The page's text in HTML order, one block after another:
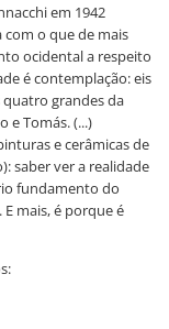
em 1942
o que de mais
ocidental a respeito
é contemplação: eis
grandes da
e Tomás. (...)
e cerâmicas de
saber ver a realidade
fundamento do
mais, é porque é